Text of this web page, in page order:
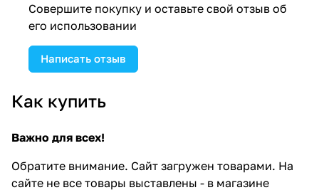
Совершите покупку и оставьте свой отзыв об
его использовании
Написать отзыв
Как купить
Важно для всех!
Обратите внимание. Сайт загружен товарами. На
сайте не все товары выставлены - в магазине